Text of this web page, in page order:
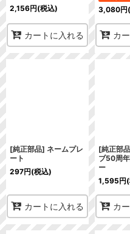
2,156円(税込)
カートに入れる
3,080円
カ
[純正部品] ネームプレ
ート
297円(税込)
カートに入れる
[純正部
ブ50周
ー
1,595円
カ